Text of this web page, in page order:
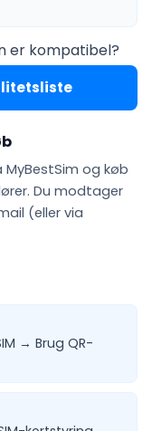
er kompatibel?
og køb
Du modtager
(eller via
→ Brug QR-